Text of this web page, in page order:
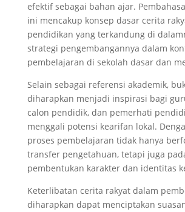
efektif sebagai bahan ajar.
ini mencakup konsep dasar cerita
pendidikan yang terkandung di
strategi pengembangannya dalam
pembelajaran di sekolah dasar dan
Selain sebagai referensi akademik,
diharapkan menjadi inspirasi bagi
calon pendidik, dan pemerhati
menggali potensi kearifan lokal.
proses pembelajaran tidak hanya
transfer pengetahuan, tetapi juga
pembentukan karakter dan identitas
Keterlibatan cerita rakyat dalam
diharapkan dapat menciptakan